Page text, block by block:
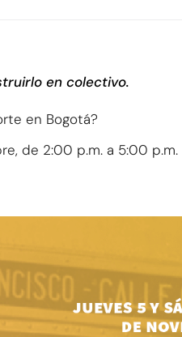
en colectivo.
en Bogotá?
de 2:00 p.m. a 5:00 p.m.